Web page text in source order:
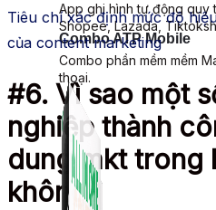
Combo ATP Mobile
Combo phần mềm mềm
thoại.
App ghi hình tự động quy
Shopee, Lazada,
Tiêu chí xác địnhmức độ
của content marketing
#6. Vì sao một
nghiệp thành
dung mkttrong
không?